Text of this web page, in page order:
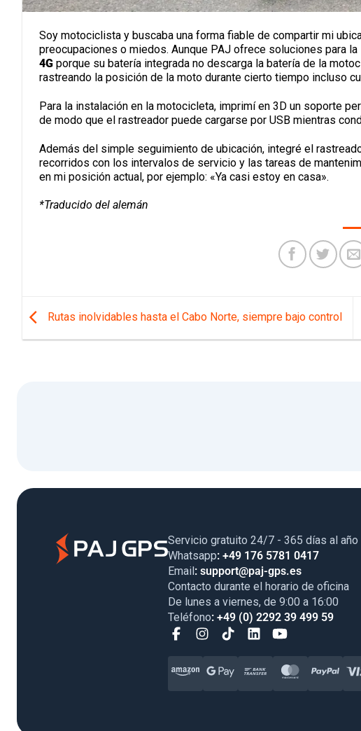
Soy motociclista y buscaba una forma fiable de compartir mi
preocupaciones o miedos. Aunque PAJ ofrece soluciones para
4G porque su batería integrada no descarga la batería de la
rastreando la posición de la moto durante cierto tiempo incluso
Para la instalación en la motocicleta, imprimí en 3D un soporte
de modo que el rastreador puede cargarse por USB mientras
Además del simple seguimiento de ubicación, integré el
recorridos con los intervalos de servicio y las tareas de
en mi posición actual, por ejemplo: «Ya casi estoy en casa».
*Traducido del alemán
Rutas inolvidables hasta el Cabo Norte, siempre bajo control
Servicio gratuito 24/7 - 365 días al año
Whatsapp: +49 176 5781 0417
Email : support@paj-gps.es
Contacto durante el horario de oficina
De lunes a viernes, de 9:00 a 16:00
Teléfono: +49 (0) 2292 39 499 59